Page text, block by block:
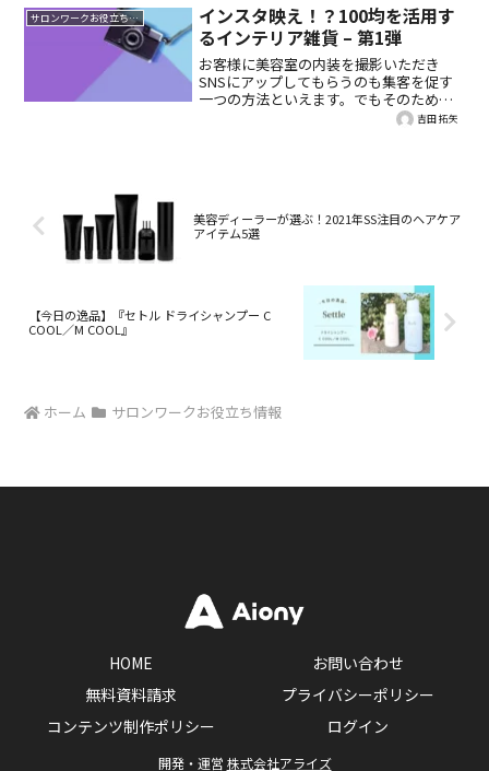
す。今回は、そんな足の浮腫み解消法を
徹底リサーチしてみました。
サロンワークお役立ち情報
インスタ映え！？100均を活用す
るインテリア雑貨 – 第1弾
お客様に美容室の内装を撮影いただき
SNSにアップしてもらうのも集客を促す
一つの方法といえます。でもそのために
は「撮りたくなる内装」でなければなり
吉田 拓矢
美容ディーラーが選ぶ！2021年SS注目のヘアケア
アイテム5選
【今日の逸品】『セトル ドライシャンプー C
COOL／M COOL』
ホーム サロンワークお役立ち情報
HOME
お問い合わせ
無料資料請求
プライバシーポリシー
コンテンツ制作ポリシー
ログイン
開発・運営 株式会社アライズ